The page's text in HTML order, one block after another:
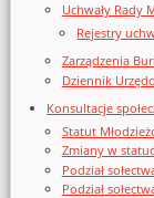
Uchwały Rady
Rejestry
Zarządzenia
Dziennik
Konsultacje
Statut
Zmiany w
Podział
Podział